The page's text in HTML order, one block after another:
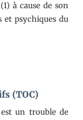
à cause de son
et psychiques du
(TOC)
est un trouble de